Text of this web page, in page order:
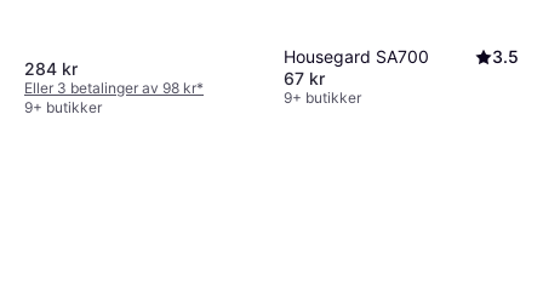
284 kr
Eller 3 betalinger av 98 kr*
9+ butikker
Housegard SA700
3.5
67 kr
9+ butikker